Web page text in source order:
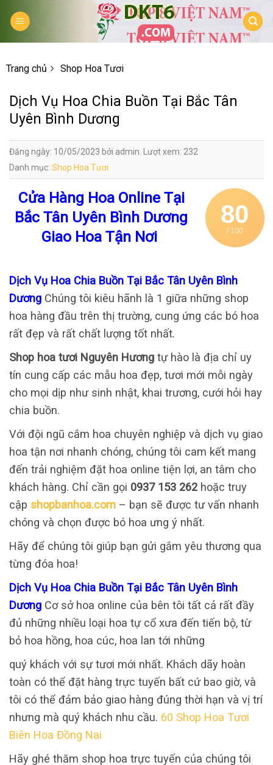
Trang chủ Shop Hoa Tươi
Dịch Vụ Hoa Chia Buồn Tại Bắc Tân
Uyên Bình Dương
Đăng ngày: 10/05/2023 bởi admin. Lượt xem: 232
Danh mục: Shop Hoa Tươi
80
/ 100
Cửa Hàng Hoa Online Tại
Bắc Tân Uyên Bình Dương
Giao Hoa Tận Nơi
Dịch Vụ Hoa Chia Buồn Tại Bắc Tân Uyên Bình
Dương Chúng tôi kiêu hãnh là 1 giữa những shop
hoa hàng đầu trên thị trường, cung ứng các bó hoa
rất đẹp và rất chất lượng tốt nhất.
Shop hoa tươi Nguyên Hương tự hào là địa chỉ uy
tín cung cấp các mẫu hoa đẹp, tươi mới mỗi ngày
cho mọi dịp như sinh nhật, khai trương, cưới hỏi hay
chia buồn.
Với đội ngũ cắm hoa chuyên nghiệp và dịch vụ giao
hoa tận nơi nhanh chóng, chúng tôi cam kết mang
đến trải nghiệm đặt hoa online tiện lợi, an tâm cho
khách hàng. Chỉ cần gọi 0937 153 262 hoặc truy
cập shopbanhoa.com – bạn sẽ được tư vấn nhanh
chóng và chọn được bó hoa ưng ý nhất.
Hãy để chúng tôi giúp bạn gửi gắm yêu thương qua
từng đóa hoa!
Dịch Vụ Hoa Chia Buồn Tại Bắc Tân Uyên Bình
Dương Cơ sở hoa online của bên tôi tất cả rất đầy
đủ những nhiều loại hoa tự cổ xưa đến tiến bộ, từ
bỏ hoa hồng, hoa cúc, hoa lan tới những
quý khách với sự tươi mới nhất. Khách dãy hoàn
toàn có thể đặt hàng trực tuyến bất cứ bao giờ, và
tôi có thể đảm bảo giao hàng đúng thời hạn và vị trí
nhưng mà quý khách nhu cầu. 60 Shop Hoa Tươi
Biên Hoa Đồng Nai
Hãy ghé thăm shop hoa trực tuyến của chúng tôi